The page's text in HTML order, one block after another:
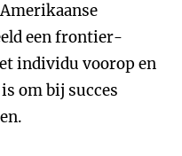
een frontier-
individu voorop en
om bij succes